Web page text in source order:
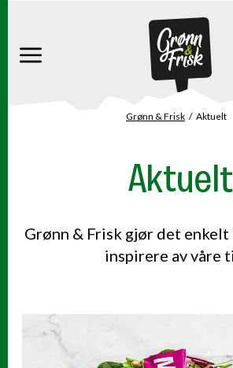
Grønn & Frisk Aktuelt
Aktuelt
Grønn & Frisk gjør det enkelt
inspirere av våre